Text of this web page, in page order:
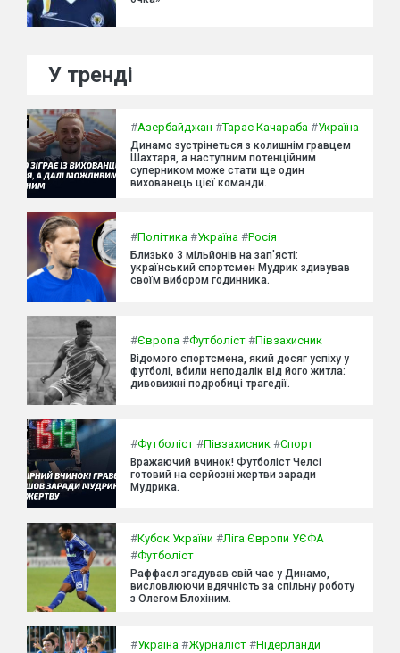
У тренді
#Азербайджан #Тарас Качараба #Україна
Динамо зустрінеться з колишнім гравцем
Шахтаря, а наступним потенційним
суперником може стати ще один
вихованець цієї команди.
#Політика #Україна #Росія
Близько 3 мільйонів на зап'ясті:
український спортсмен Мудрик здивував
своїм вибором годинника.
#Європа #Футболіст #Півзахисник
Відомого спортсмена, який досяг успіху у
футболі, вбили неподалік від його житла:
дивовижні подробиці трагедії.
#Футболіст #Півзахисник #Спорт
Вражаючий вчинок! Футболіст Челсі
готовий на серйозні жертви заради
Мудрика.
#Кубок України #Ліга Європи УЄФА
#Футболіст
Раффаел згадував свій час у Динамо,
висловлюючи вдячність за спільну роботу
з Олегом Блохіним.
#Україна #Журналіст #Нідерланди